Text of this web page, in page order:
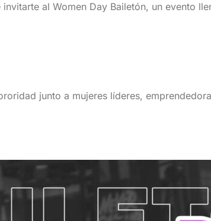
al Women Day Bailetón, un evento
junto a mujeres líderes,